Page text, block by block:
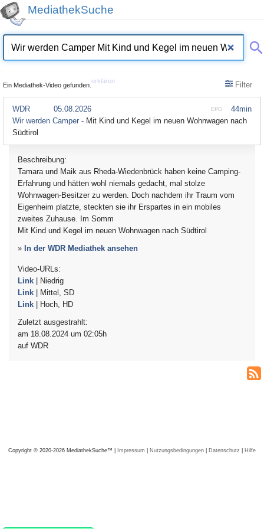
MediathekSuche
Ein Mediathek-Video gefunden.
erklären Filter
44min
EPG
WDR
05.08.2026
Wir werden Camper - Mit Kind und Kegel im neuen Wohnwagen nach
Südtirol
Beschreibung:
Tamara und Maik aus Rheda-Wiedenbrück haben keine Camping-
Erfahrung und hätten wohl niemals gedacht, mal stolze
Wohnwagen-Besitzer zu werden. Doch nachdem ihr Traum vom
Eigenheim platzte, steckten sie ihr Erspartes in ein mobiles
zweites Zuhause. Im Somm
Mit Kind und Kegel im neuen Wohnwagen nach Südtirol
» In der WDR Mediathek ansehen
Video-URLs:
Link | Niedrig
Link | Mittel, SD
Link | Hoch, HD
Zuletzt ausgestrahlt:
am 18.08.2024 um 02:05h
auf WDR
Copyright © 2020-2026 MediathekSuche™ | Impressum | Nutzungsbedingungen | Datenschutz | Hilfe